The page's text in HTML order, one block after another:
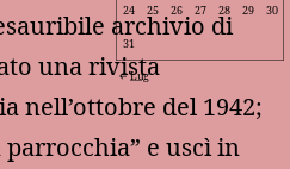
archivio di
una rivista
nell’ottobre del 1942;
e uscì in
24 25 26 27 28 29 30
31
Lug